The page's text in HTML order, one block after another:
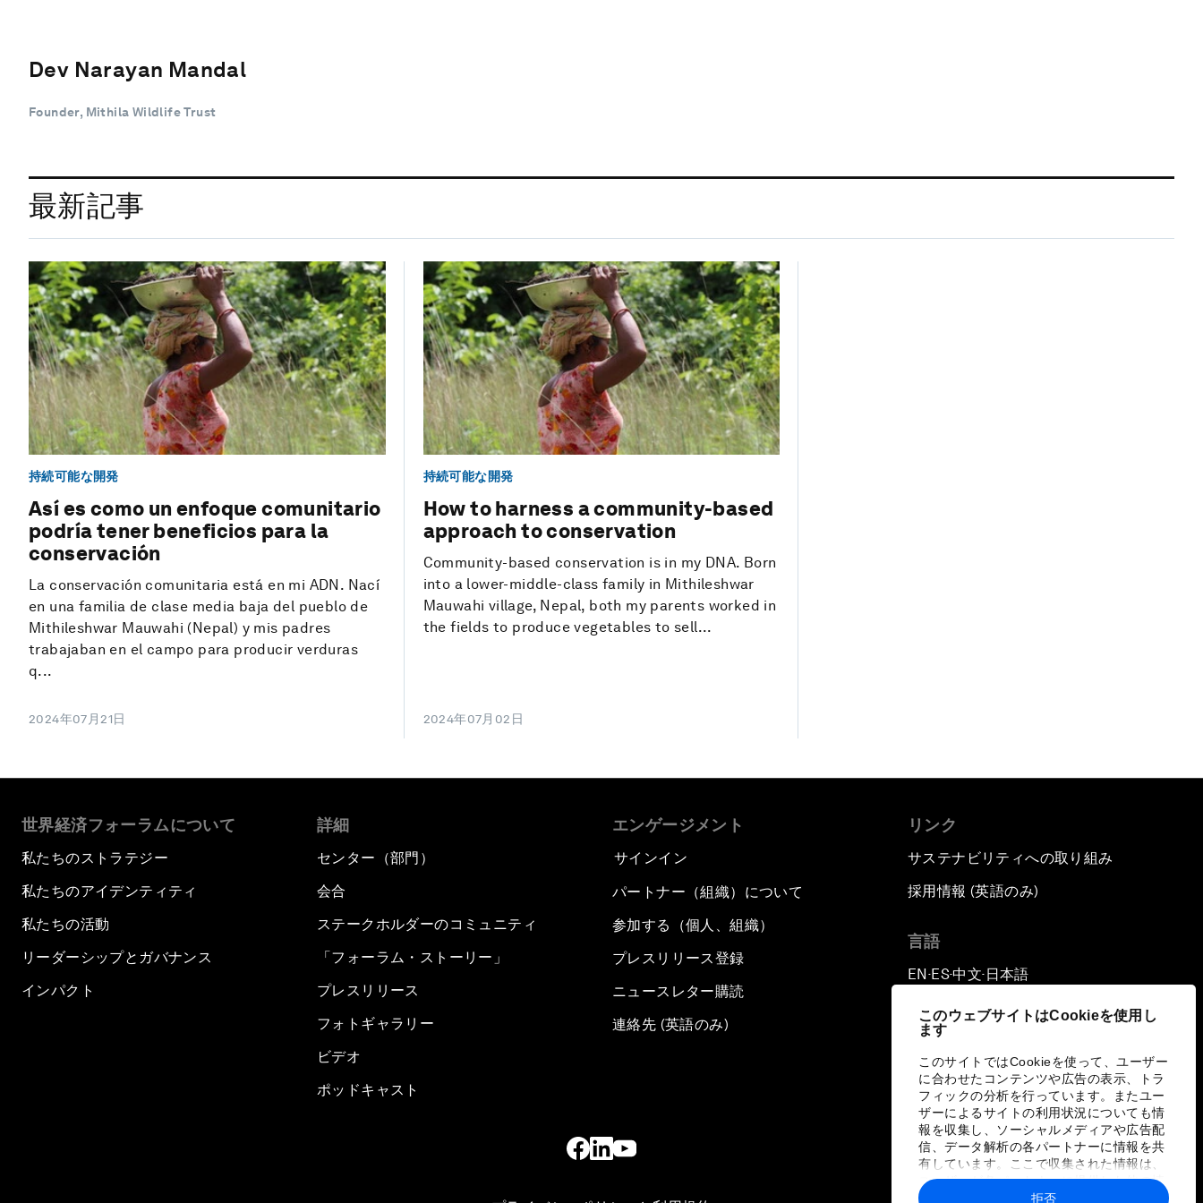
このウェブサイトはCookieを使用し
ます
このサイトではCookieを使って、ユーザー
に合わせたコンテンツや広告の表示、トラ
フィックの分析を行っています。またユー
ザーによるサイトの利用状況についても情
報を収集し、ソーシャルメディアや広告配
信、データ解析の各パートナーに情報を共
有しています。ここで収集された情報は、
ユーザーが各パートナーに提供した他の情
報や各パートナーのサービスを使用した際
拒否
Dev Narayan Mandal
Founder, Mithila Wildlife Trust
最新記事
持続可能な開発
Así es como un enfoque comunitario
podría tener beneficios para la
conservación
La conservación comunitaria está en mi ADN. Nací
en una familia de clase media baja del pueblo de
Mithileshwar Mauwahi (Nepal) y mis padres
trabajaban en el campo para producir verduras
q...
2024年07月21日
持続可能な開発
How to harness a community-based
approach to conservation
Community-based conservation is in my DNA. Born
into a lower-middle-class family in Mithileshwar
Mauwahi village, Nepal, both my parents worked in
the fields to produce vegetables to sell...
2024年07月02日
世界経済フォーラムについて
私たちのストラテジー
私たちのアイデンティティ
私たちの活動
リーダーシップとガバナンス
インパクト
詳細
センター（部門）
会合
ステークホルダーのコミュニティ
「フォーラム・ストーリー」
プレスリリース
フォトギャラリー
ビデオ
ポッドキャスト
エンゲージメント
サインイン
パートナー（組織）について
参加する（個人、組織）
プレスリリース登録
ニュースレター購読
連絡先 (英語のみ)
リンク
サステナビリティへの取り組み
採用情報 (英語のみ)
言語
EN ▪ ES▪中文▪ 日本語